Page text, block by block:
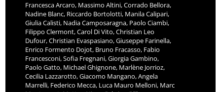
Francesca Arcaro, Massimo Altini, Corrado Bellora,
Nadine Blanc, Riccardo Bortolotti, Manila Calipari,
Giulia Calisti, Nadia Camposaragna, Paolo Ciambi,
Filippo Clermont, Carol Di Vito, Christian Leo
Dufour, Christian Evaspasiano, Giuseppe Farinella,
Enrico Formento Dojot, Bruno Fracasso, Fabio
Francesconi, Sofia Fregnani, Giorgia Gambino,
Paolo Gatto, Michael Ghignone, Marlène Jorrioz,
Cecilia Lazzarotto, Giacomo Mangano, Angela
Marrelli, Federico Mecca, Luca Mauro Melloni, Marc